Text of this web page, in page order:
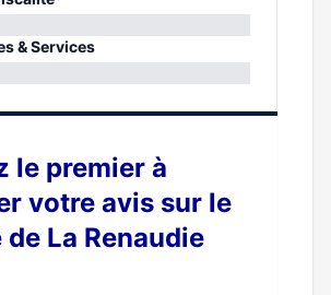
& Services
le premier à
votre avis sur le
de La Renaudie